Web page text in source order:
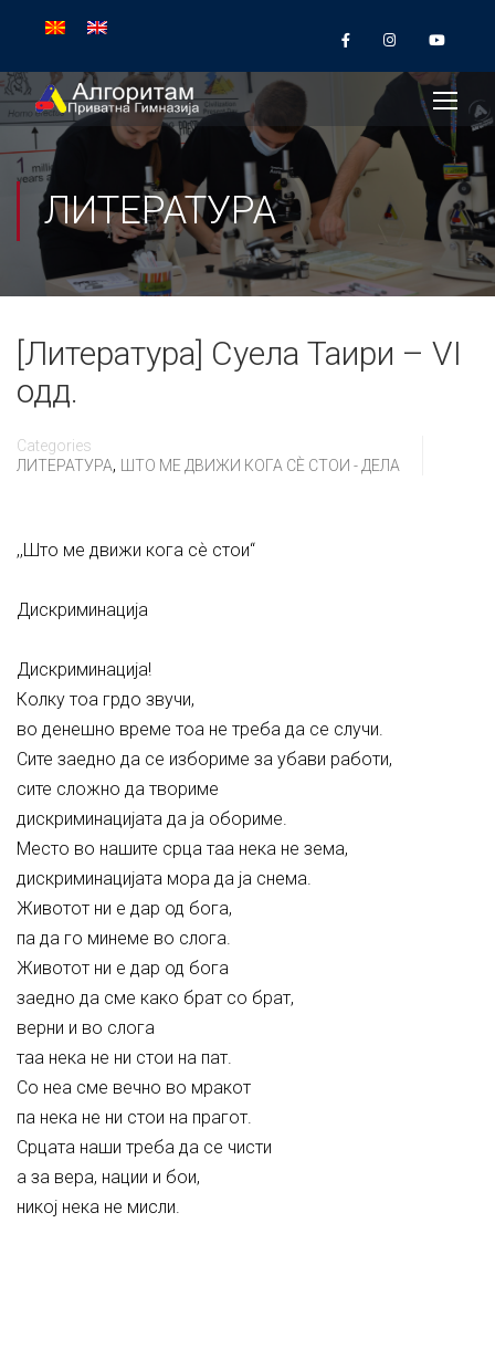
ЛИТЕРАТУРА
[Литература] Суела Таири – VI
одд.
Categories
ЛИТЕРАТУРА, ШТО МЕ ДВИЖИ КОГА СÈ СТОИ - ДЕЛА
,,Што ме движи кога сѐ стои‘‘
Дискриминација
Дискриминација!
Колку тоа грдо звучи,
во денешно време тоа не треба да се случи.
Сите заедно да се избориме за убави работи,
сите сложно да твориме
дискриминацијата да ја обориме.
Место во нашите срца таа нека не зема,
дискриминацијата мора да ја снема.
Животот ни е дар од бога,
па да го минеме во слога.
Животот ни е дар од бога
заедно да сме како брат со брат,
верни и во слога
таа нека не ни стои на пат.
Со неа сме вечно во мракот
па нека не ни стои на прагот.
Срцата наши треба да се чисти
а за вера, нации и бои,
никој нека не мисли.